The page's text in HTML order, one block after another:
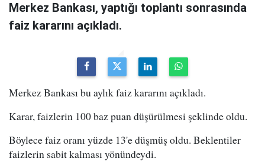
Merkez Bankası, yaptığı toplantı sonrasında
faiz kararını açıkladı.
Merkez Bankası bu aylık faiz kararını açıkladı.
Karar, faizlerin 100 baz puan düşürülmesi şeklinde oldu.
Böylece faiz oranı yüzde 13'e düşmüş oldu. Beklentiler
faizlerin sabit kalması yönündeydi.